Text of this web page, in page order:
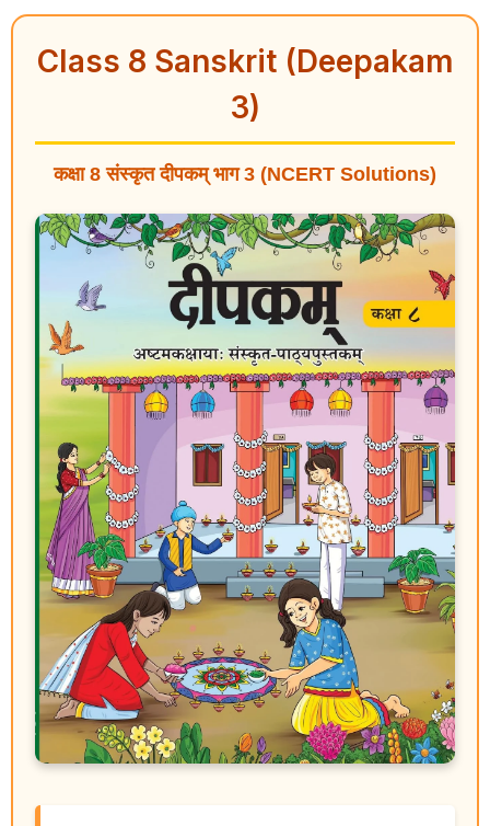
Class 8 Sanskrit (Deepakam
3)
कक्षा 8 संस्कृत दीपकम् भाग 3 (NCERT Solutions)